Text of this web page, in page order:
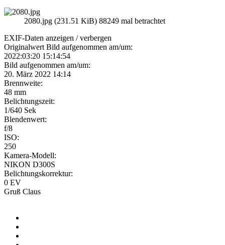
2080.jpg (231.51 KiB) 88249 mal betrachtet
EXIF-Daten anzeigen / verbergen
Originalwert Bild aufgenommen am/um:
2022:03:20 15:14:54
Bild aufgenommen am/um:
20. März 2022 14:14
Brennweite:
48 mm
Belichtungszeit:
1/640 Sek
Blendenwert:
f/8
ISO:
250
Kamera-Modell:
NIKON D300S
Belichtungskorrektur:
0 EV
Gruß Claus